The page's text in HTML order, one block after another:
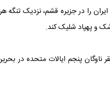
را در جزیره قشم، نزدیک تنگه
و پهپاد شلیک کند.
ناوگان پنجم ایالات متحده در